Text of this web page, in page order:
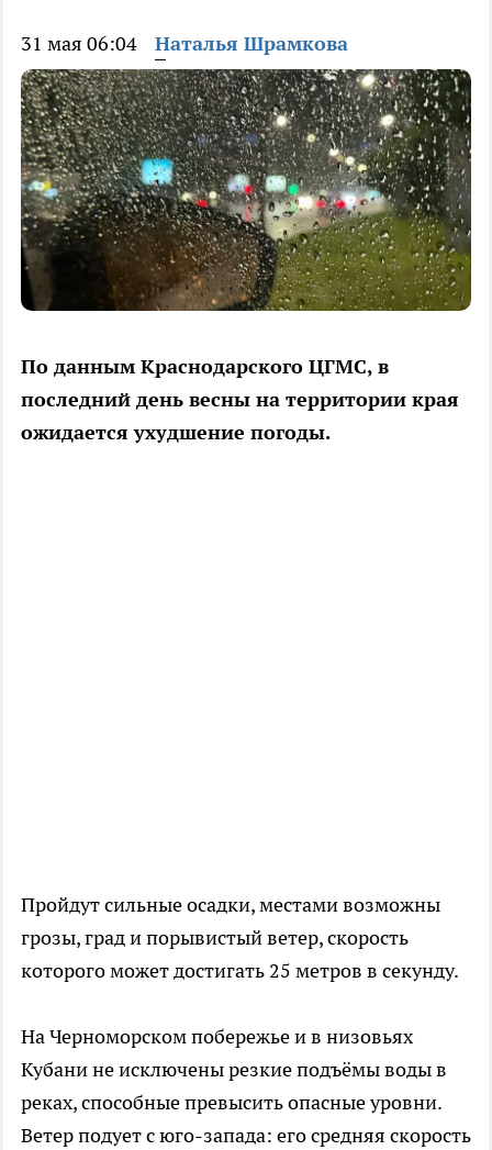
31 мая 06:04 Наталья Шрамкова
По данным Краснодарского ЦГМС, в
последний день весны на территории края
ожидается ухудшение погоды.
Пройдут сильные осадки, местами возможны
грозы, град и порывистый ветер, скорость
которого может достигать 25 метров в секунду.
На Черноморском побережье и в низовьях
Кубани не исключены резкие подъёмы воды в
реках, способные превысить опасные уровни.
Ветер подует с юго-запада: его средняя скорость